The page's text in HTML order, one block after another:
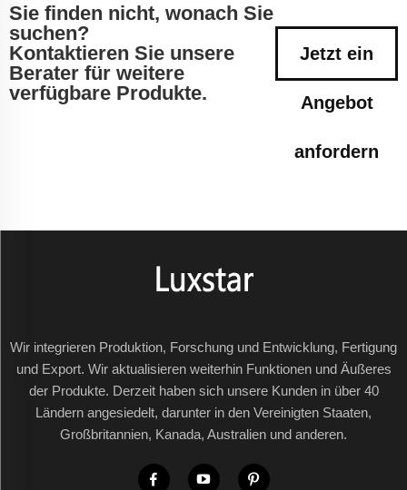
Sie finden nicht, wonach Sie
suchen?
Kontaktieren Sie unsere
Berater für weitere
verfügbare Produkte.
Jetzt ein
Angebot
anfordern
Wir integrieren Produktion, Forschung und Entwicklung, Fertigung
und Export. Wir aktualisieren weiterhin Funktionen und Äußeres
der Produkte. Derzeit haben sich unsere Kunden in über 40
Ländern angesiedelt, darunter in den Vereinigten Staaten,
Großbritannien, Kanada, Australien und anderen.